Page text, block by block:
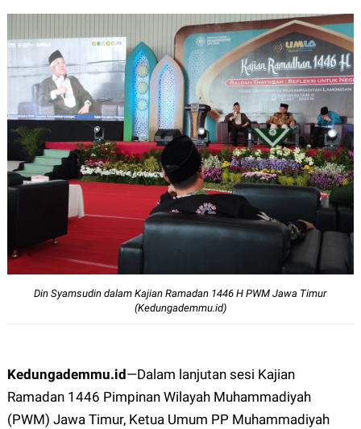
30px
Din Syamsudin dalam Kajian Ramadan 1446 H PWM Jawa Timur
(Kedungademmu.id)
Kedungademmu.id—Dalam lanjutan sesi Kajian
Ramadan 1446 Pimpinan Wilayah Muhammadiyah
(PWM) Jawa Timur, Ketua Umum PP Muhammadiyah